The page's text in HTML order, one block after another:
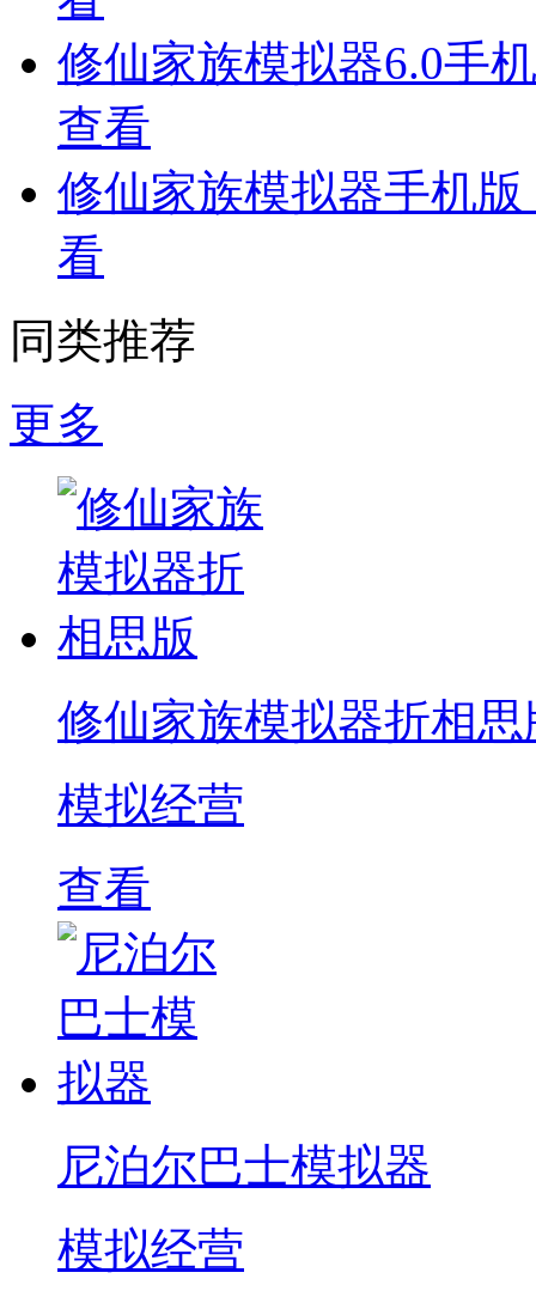
修仙家族模拟器6.0手
查看
修仙家族模拟器手机版
看
同类推荐
更多
修仙家族模拟器折相思
模拟经营
查看
尼泊尔巴士模拟器
模拟经营